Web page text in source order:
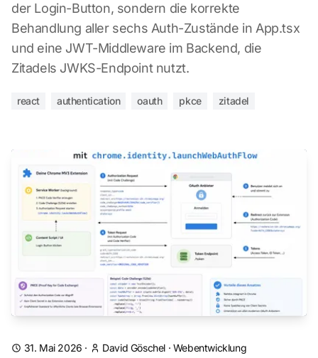
der Login-Button, sondern die korrekte
Behandlung aller sechs Auth-Zustände in App.tsx
und eine JWT-Middleware im Backend, die
Zitadels JWKS-Endpoint nutzt.
react authentication oauth pkce zitadel
31. Mai 2026 · David Göschel · Webentwicklung